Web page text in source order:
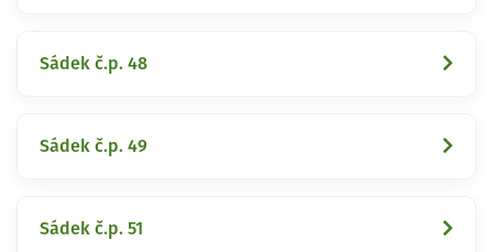
Sádek č.p. 48
Sádek č.p. 49
Sádek č.p. 51